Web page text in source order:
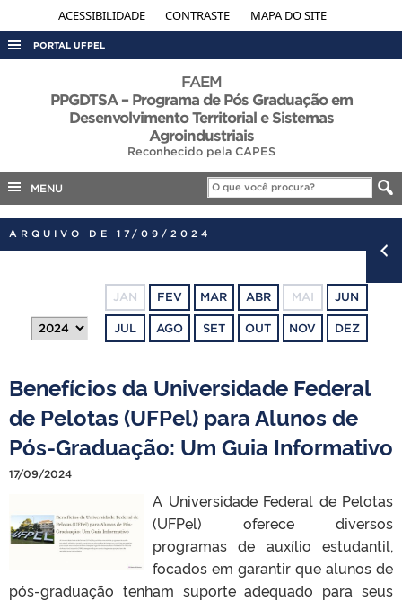
ACESSIBILIDADE CONTRASTE MAPA DO SITE
PORTAL UFPEL
AUDITORIA
INTERNACIONAL
TELEFONES
FAEM
PPGDTSA – Programa de Pós Graduação em
Desenvolvimento Territorial e Sistemas
Agroindustriais
Reconhecido pela CAPES
MENU
ARQUIVO DE 17/09/2024
JAN FEV MAR ABR MAI JUN
JUL AGO SET OUT NOV DEZ
Benefícios da Universidade Federal
de Pelotas (UFPel) para Alunos de
Pós-Graduação: Um Guia Informativo
17/09/2024
A Universidade Federal de Pelotas
(UFPel) oferece diversos
programas de auxílio estudantil,
focados em garantir que alunos de
pós-graduação tenham suporte adequado para seus